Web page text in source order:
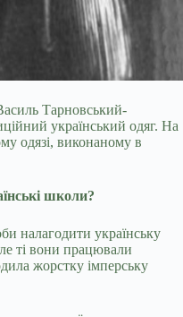
Тарновський-
український одяг. На
одязі, виконаному в
школи?
налагодити українську
ті вони працювали
жорстку імперську